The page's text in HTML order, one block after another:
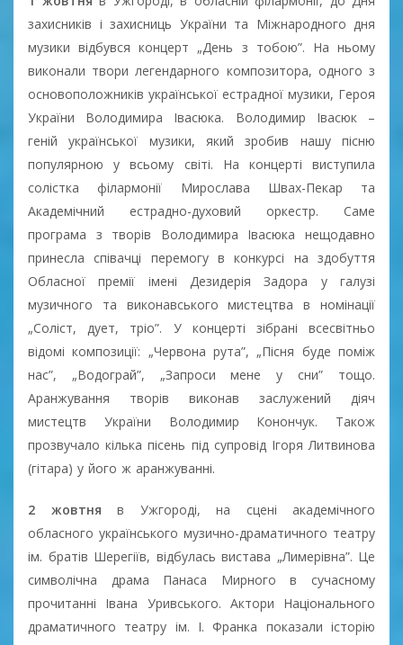
захисників і захисниць України та Міжнародного дня
музики відбувся концерт „День з тобою”. На ньому
виконали твори легендарного композитора, одного з
основоположників української естрадної музики, Героя
України Володимира Івасюка. Володимир Івасюк –
геній української музики, який зробив нашу пісню
популярною у всьому світі. На концерті виступила
солістка філармонії Мирослава Швах-Пекар та
Академічний естрадно-духовий оркестр. Саме
програма з творів Володимира Івасюка нещодавно
принесла співачці перемогу в конкурсі на здобуття
Обласної премії імені Дезидерія Задора у галузі
музичного та виконавського мистецтва в номінації
„Соліст, дует, тріо”. У концерті зібрані всесвітньо
відомі композиції: „Червона рута”, „Пісня буде поміж
нас”, „Водограй”, „Запроси мене у сни” тощо.
Аранжування творів виконав заслужений діяч
мистецтв України Володимир Конончук. Також
прозвучало кілька пісень під супровід Ігоря Литвинова
(гітара) у його ж аранжуванні.
2 жовтня в Ужгороді, на сцені академічного
обласного українського музично-драматичного театру
ім. братів Шерегіїв, відбулась вистава „Лимерівна”. Це
символічна драма Панаса Мирного в сучасному
прочитанні Івана Уривського. Актори Національного
драматичного театру ім. І. Франка показали історію